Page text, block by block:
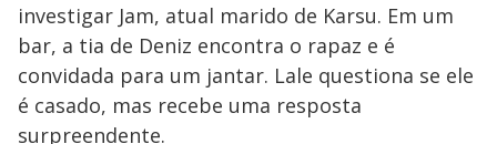
investigar Jam, atual marido de Karsu. Em um
bar, a tia de Deniz encontra o rapaz e é
convidada para um jantar. Lale questiona se ele
é casado, mas recebe uma resposta
surpreendente.